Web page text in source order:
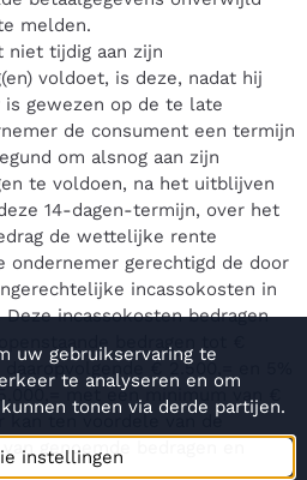
melden.
niet tijdig aan zijn
voldoet, is deze, nadat hij
gewezen op de te late
de consument een termijn
om alsnog aan zijn
te voldoen, na het uitblijven
14-dagen-termijn, over het
de wettelijke rente
ondernemer gerechtigd de door
incassokosten in
incassokosten bedragen
bedragen tot €
€ 2.500,= en 5%
met een minimum van €
kan ten voordele van de
genoemde bedragen en
uw gebruikservaring te
te analyseren en om
tonen via derde partijen.
instellingen